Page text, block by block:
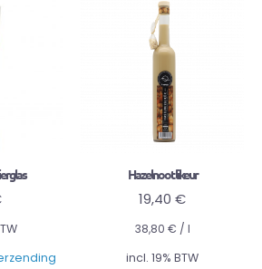
Hazelnoot likeur
19,40 €
38,80 € / l
incl. 19% BTW